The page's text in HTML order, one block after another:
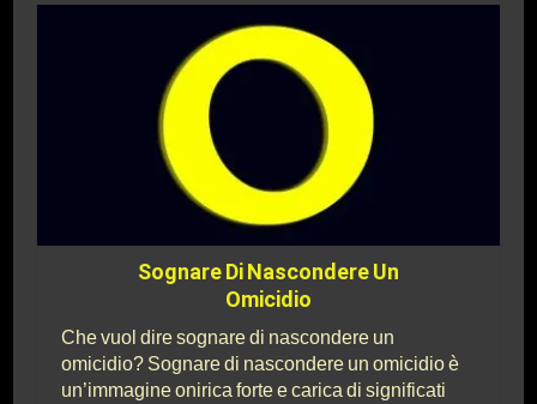
Sognare Di Nascondere Un
Omicidio
Che vuol dire sognare di nascondere un
omicidio? Sognare di nascondere un omicidio è
un’immagine onirica forte e carica di significati